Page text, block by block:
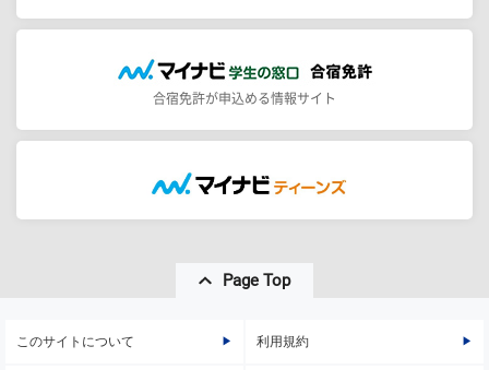
合宿免許が申込める情報サイト
Page Top
このサイトについて 利用規約